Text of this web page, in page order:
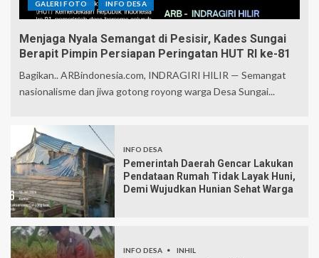
GALERI FOTO INFO DESA
Menjaga Nyala Semangat di Pesisir, Kades Sungai
Berapit Pimpin Persiapan Peringatan HUT RI ke-81
Bagikan.. ARBindonesia.com, INDRAGIRI HILIR — Semangat
nasionalisme dan jiwa gotong royong warga Desa Sungai...
INFO DESA
Pemerintah Daerah Gencar Lakukan
Pendataan Rumah Tidak Layak Huni,
Demi Wujudkan Hunian Sehat Warga
INFO DESA INHIL